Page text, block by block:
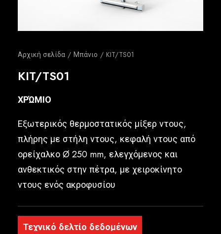
Αρχική σελίδα Μπάνιο KIT/TS01
KIT/TS01
ΧΡΏΜΙΟ
Εξωτερικός θερμοστατικός μίξερ ντους,
πλήρης με στήλη ντους, κεφαλή ντους από
ορείχαλκο Ø 250 mm, ελεγχόμενος και
ανθεκτικός στην πέτρα, με χειροκίνητο
ντους ενός ακροφυσίου
Τεχνικό δελτίο δεδομένων